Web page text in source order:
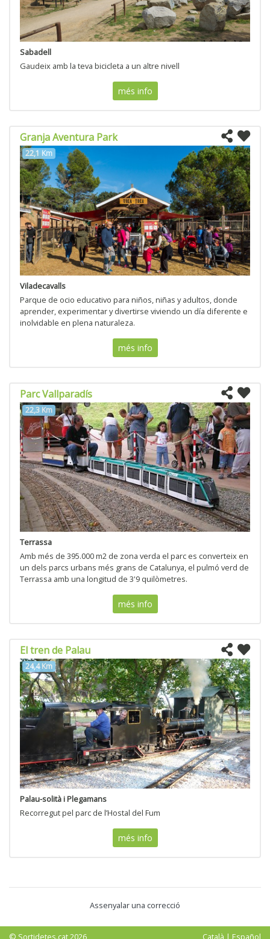
Sabadell
Gaudeix amb la teva bicicleta a un altre nivell
més info
Granja Aventura Park
22,1 Km
Viladecavalls
Parque de ocio educativo para niños, niñas y adultos, donde
aprender, experimentar y divertirse viviendo un día diferente e
inolvidable en plena naturaleza.
més info
Parc Vallparadís
22,3 Km
Terrassa
Amb més de 395.000 m2 de zona verda el parc es converteix en
un dels parcs urbans més grans de Catalunya, el pulmó verd de
Terrassa amb una longitud de 3'9 quilòmetres.
més info
El tren de Palau
24,4 Km
Palau-solità i Plegamans
Recorregut pel parc de l’Hostal del Fum
més info
Assenyalar una correcció
© Sortidetes.cat 2026 Català | Español